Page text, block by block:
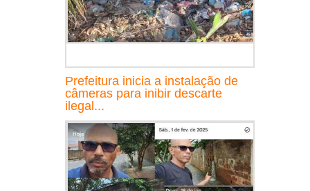
Prefeitura inicia a instalação de
câmeras para inibir descarte
ilegal...